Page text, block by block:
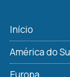
Início
América do
Europa